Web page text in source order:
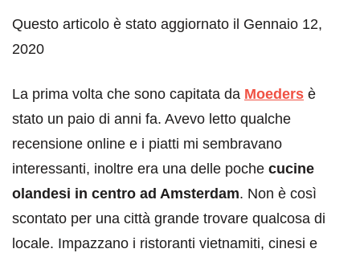
Questo articolo è stato aggiornato il Gennaio 12,
2020
La prima volta che sono capitata da Moeders è
stato un paio di anni fa. Avevo letto qualche
recensione online e i piatti mi sembravano
interessanti, inoltre era una delle poche cucine
olandesi in centro ad Amsterdam. Non è così
scontato per una città grande trovare qualcosa di
locale. Impazzano i ristoranti vietnamiti, cinesi e